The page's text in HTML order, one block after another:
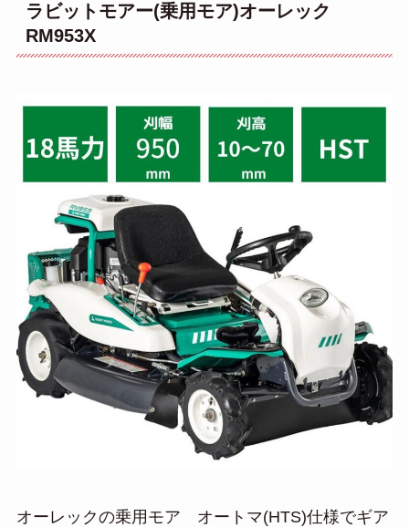
ラビットモアー(乗用モア)オーレック
RM953X
オーレックの乗用モア オートマ(HTS)仕様でギア